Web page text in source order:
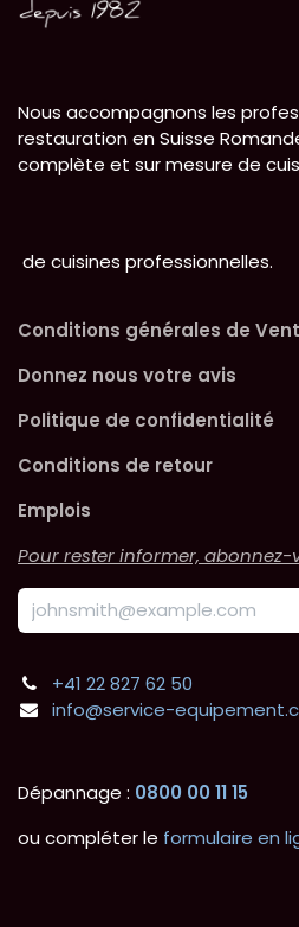
Nous accompagnons les
restauration en Suisse
complète et sur mesure de
de cuisines professionnelles.
Conditions générales de
Donnez nous votre avis
Politique de confidentialité
Conditions de retour
Emplois
Pour rester informer, abonnez-
+41 22 827 62 50
info@service-
Dépannage : 0800 00 11 15
ou compléter le formulaire en